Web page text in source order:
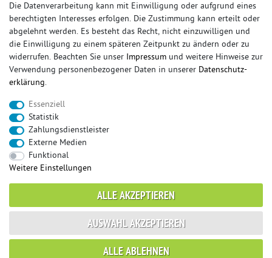
© Copyright 2026 Sportauspuff-Store.de - Alle Rechte vorbehalten.
Preisangaben inkl. gesetzlicher MwSt. und zzgl. Versandkosten
Das Internetportal für Sportendschalldämpfer, Komplettanlagen,
Rennsportanlagen, Sportendrohre, Universalteile, Fächerkrümmer,
Vorschalldämpfer, Sportkat, Ersatzrohr und Auspuffzubehör.
FOX, REMUS, FSW, FRIEDRICH MOTORSPORT, EISENMANN, ULTER
SPORT, NOVUS
sportauspuff sportkat
endrohr
downpipe
mittelschalldämpfer
fächerkrümmer
ulter
vorschalldämpfer
fsw
duplex milltek
Die Datenverarbeitung kann mit Einwilligung oder aufgrund eines
berechtigten Interesses erfolgen. Die Zustimmung kann erteilt oder
abgelehnt werden. Es besteht das Recht, nicht einzuwilligen und
die Einwilligung zu einem späteren Zeitpunkt zu ändern oder zu
widerrufen. Beachten Sie unser Impressum und weitere Hinweise zur
Verwendung personenbezogener Daten in unserer Daten­schutz­
erklärung.
Essenziell
Statistik
Zahlungsdienstleister
Externe Medien
Funktional
Weitere Einstellungen
ALLE AKZEPTIEREN
ALLE ABLEHNEN
AUSWAHL AKZEPTIEREN